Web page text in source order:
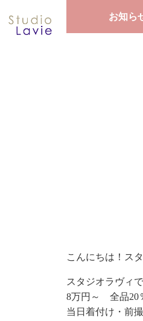
お知ら
こんにちは！ス
スタジオラヴィ
8万円～ 全品20
当日着付け・前